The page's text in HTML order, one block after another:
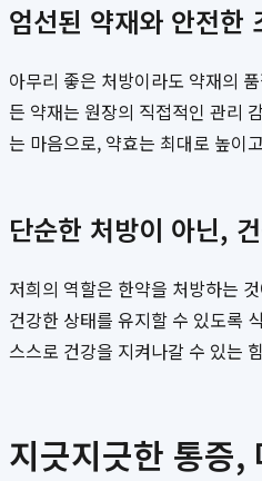
엄선된 약재와 안전한
아무리 좋은 처방이라도 약재의
든 약재는 원장의 직접적인 관리
는 마음으로, 약효는 최대로 높이
단순한 처방이 아닌,
저희의 역할은 한약을 처방하는
건강한 상태를 유지할 수 있도록
스스로 건강을 지켜나갈 수 있는
지긋지긋한 통증,